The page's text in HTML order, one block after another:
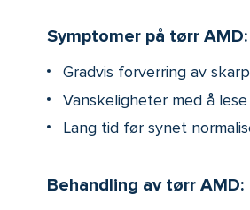
Symptomer på tørr AMD:
Gradvis forverring av
Vanskeligheter med å
Lang tid før synet
Behandling av tørr AMD: